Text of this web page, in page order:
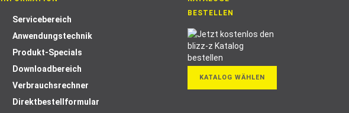
Servicebereich
Anwendungstechnik
Produkt-Specials
Downloadbereich
Verbrauchsrechner
Direktbestellformular
BESTELLEN
KATALOG WÄHLEN